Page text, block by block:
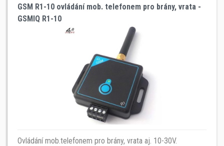
GSM R1-10 ovládání mob. telefonem pro brány, vrata -
GSMIQ R1-10
Ovládání mob.telefonem pro brány, vrata aj. 10-30V.